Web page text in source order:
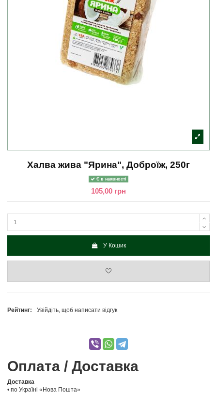
Халва жива "Ярина", Доброїж, 250г
Є в наявності
105,00 грн
У Кошик
Рейтинг: Увійдіть, щоб написати відгук
Оплата / Доставка
Доставка
• по Україні «Нова Пошта»